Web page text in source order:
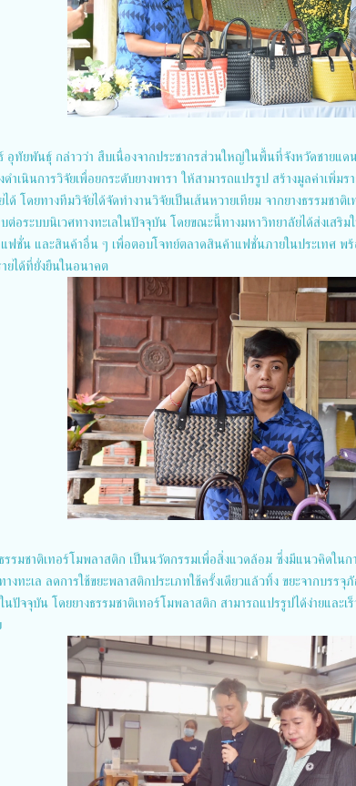
ทัยพันธุ์ กล่าวว่า สืบเนื่องจากประชากรส่วนใหญ่ในพื้นที่จังหวัดชายแด
ดำเนินการวิจัยเพื่อยกระดับยางพารา ให้สามารถแปรรูป สร้างมูลค่าเพิ่
ได้ โดยทางทีมวิจัยได้จัดทำงานวิจัยเป็นเส้นหวายเทียม จากยางธรรมชา
ต่อระบบนิเวศทางทะเลในปัจจุบัน โดยขณะนี้ทางมหาวิทยาลัยได้ส่งเสริม
แฟชั่น และสินค้าอื่น ๆ เพื่อตอบโจทย์ตลาดสินค้าแฟชั่นภายในประเทศ พ
ยได้ที่ยั่งยืนในอนาคต
รรมชาติเทอร์โมพลาสติก เป็นนวัตกรรมเพื่อสิ่งแวดล้อม ซึ่งมีแนวคิดใ
างทะเล ลดการใช้ขยะพลาสติกประเภทใช้ครั้งเดียวแล้วทิ้ง ขยะจากบร
นปัจจุบัน โดยยางธรรมชาติเทอร์โมพลาสติก สามารถแปรรูปได้ง่ายและเ